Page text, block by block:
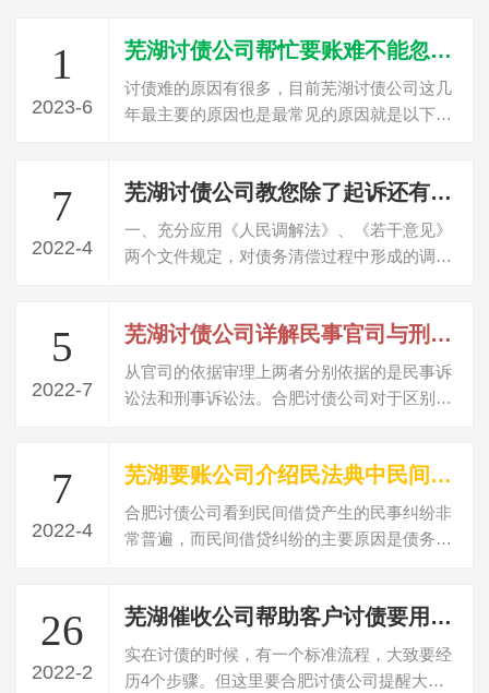
1
2023-6
芜湖讨债公司帮忙要账难不能忽视的三个原因
讨债难的原因有很多，目前芜湖讨债公司这几
年最主要的原因也是最常见的原因就是以下三
7
2022-4
芜湖讨债公司教您除了起诉还有哪些方法可以讨债？
一、充分应用《人民调解法》、《若干意见》
两个文件规定，对债务清偿过程中形成的调解
5
2022-7
芜湖讨债公司详解民事官司与刑事官司的区别
从官司的依据审理上两者分别依据的是民事诉
讼法和刑事诉讼法。合肥讨债公司对于区别可
7
2022-4
芜湖要账公司介绍民法典中民间借贷判决书多久失效
合肥讨债公司看到民间借贷产生的民事纠纷非
常普遍，而民间借贷纠纷的主要原因是债务人
26
2022-2
芜湖催收公司帮助客户讨债要用什么方法
实在讨债的时候，有一个标准流程，大致要经
历4个步骤。但这里要合肥讨债公司提醒大